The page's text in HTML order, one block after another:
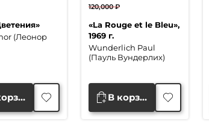
(Леонор
«La Rouge et le Bleu»,
1969 г.
Wunderlich Paul
(Пауль Вундерлих)
120,000₽
цена
составляла
120,000 ₽.
цена:
85,000 ₽.
В корзину